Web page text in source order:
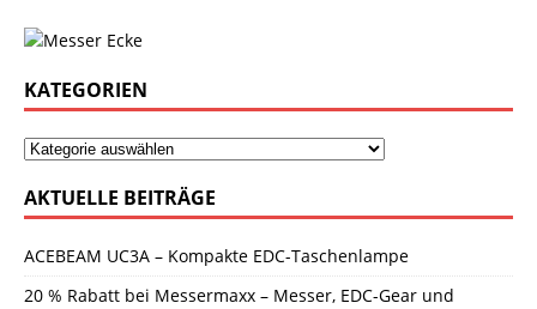
KATEGORIEN
AKTUELLE BEITRÄGE
ACEBEAM UC3A – Kompakte EDC-Taschenlampe
20 % Rabatt bei Messermaxx – Messer, EDC-Gear und